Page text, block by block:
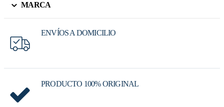
MARCA
ENVÍOS A DOMICILIO
PRODUCTO 100% ORIGINAL